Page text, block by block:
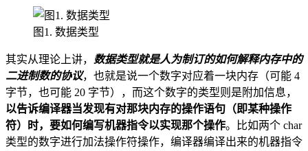
图1. 数据类型
其实从理论上讲，
数据类型就是人为制订的如何解释内存中的
二进制数的协议，也就是说一个数字对应着一块内存（可能 4
字节，也可能 20 字节），而这个数字的类型则是附加信息，
以告诉编译器当发现有对那块内存的操作语句（即某种操作
符）时，要如何编写机器指令以实现那个操作。比如两个 char
类型的数字进行加法操作符操作，编译器编译出来的机器指令